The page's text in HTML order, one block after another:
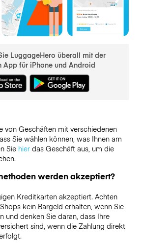
LuggageHero überall mit der
für iPhone und Android
von Geschäften mit verschiedenen
Sie wählen können, was Ihnen am
Sie hierdas Geschäft aus, um die
werden akzeptiert?
Kreditkarten akzeptiert. Achten
kein Bargeld erhalten, wenn Sie
und denken Sie daran, dass Ihre
sind, wenn die Zahlung direkt